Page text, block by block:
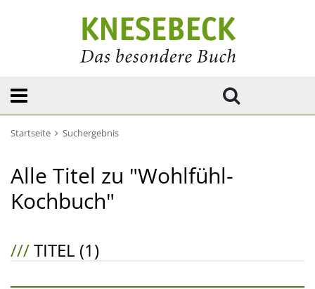
Startseite Suchergebnis
Alle Titel zu "Wohlfühl-
Kochbuch"
///TITEL (1)